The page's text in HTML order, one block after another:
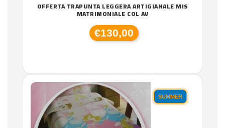
OFFERTA TRAPUNTA LEGGERA ARTIGIANALE MIS
MATRIMONIALE COL AV
€130,00
SUMMER